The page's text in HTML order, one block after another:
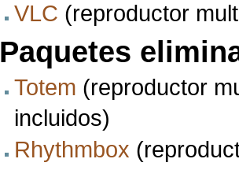
VLC (reproductor
Paquetes
Totem (reproductor
incluidos)
Rhythmbox